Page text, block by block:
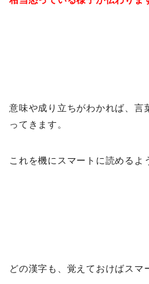
意味や成り立ちがわかれば、言
ってきます。
これを機にスマートに読めるよ
どの漢字も、覚えておけばスマ